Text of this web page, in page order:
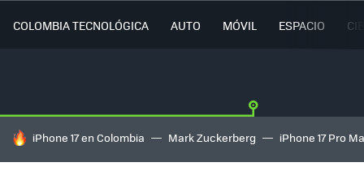
COLOMBIA TECNOLÓGICA AUTO MÓVIL ESPACIO
HOY SE HABLA DE
iPhone 17 en Colombia Mark Zuckerberg iPhone 17 Pro